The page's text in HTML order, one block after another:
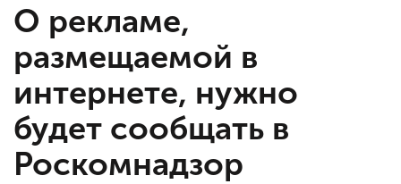
О рекламе,
размещаемой в
интернете, нужно
будет сообщать в
Роскомнадзор